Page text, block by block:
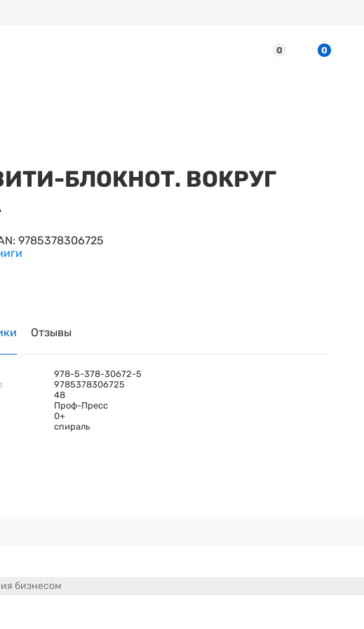
0 0
БЛОКНОТ. ВОКРУГ
9785378306725
Отзывы
978-5-378-30672-5
9785378306725
48
Проф-Пресс
0+
спираль
бизнесом